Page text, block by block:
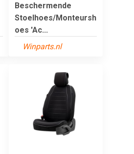
Beschermende
Stoelhoes/Monteursh
oes 'Ac...
Winparts.nl